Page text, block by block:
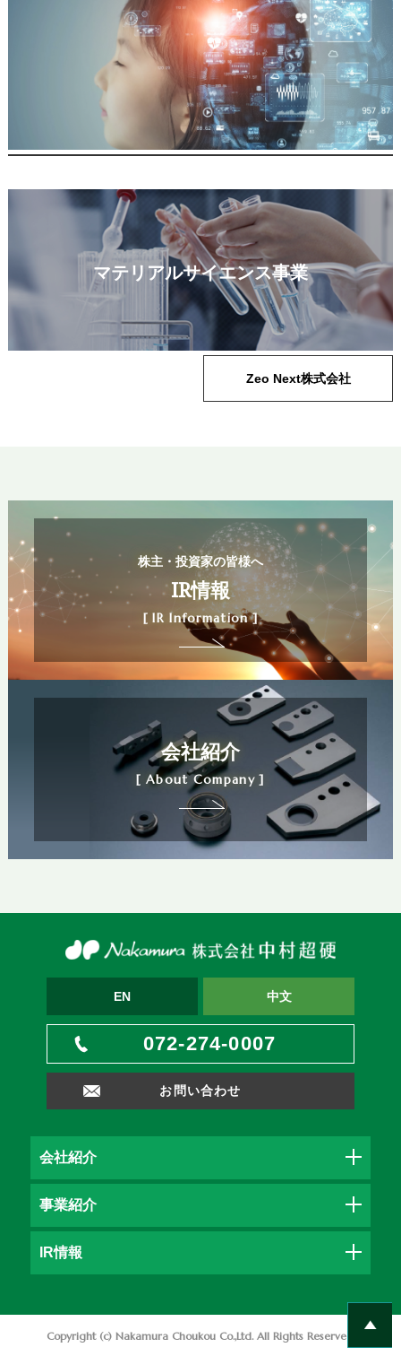
マテリアルサイエンス事業
Zeo Next株式会社
株主・投資家の皆様へ
IR情報
[ IR Information ]
会社紹介
[ About Company ]
EN 中文
072-274-0007
お問い合わせ
会社紹介
事業紹介
IR情報
Copyright (c) Nakamura Choukou Co.,Ltd. All Rights Reserved.